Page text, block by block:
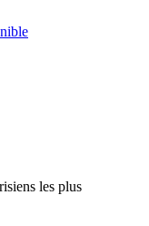
les plus